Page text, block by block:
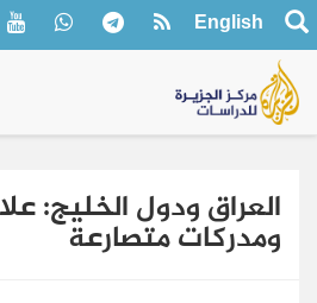
English
العراق ودول الخليج:
ومدركات متصارعة